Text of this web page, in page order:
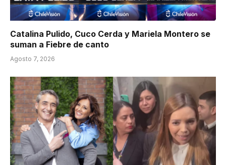
Catalina Pulido, Cuco Cerda y Mariela Montero se
suman a Fiebre de canto
Agosto 7, 2026